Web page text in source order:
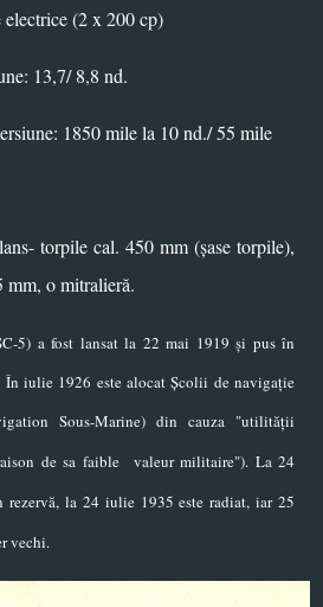
(2 x 200 cp)
13,7/ 8,8 nd.
1850 mile la 10 nd./ 55 mile
torpile cal. 450 mm (șase torpile),
mm, o mitralieră.
5) a fost lansat la 22 mai 1919 și pus în
iulie 1926 este alocat Școlii de navigație
Sous-Marine) din cauza "utilității
de sa faible valeur militaire"). La 24
rezervă, la 24 iulie 1935 este radiat, iar 25
vechi.